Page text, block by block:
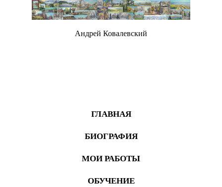
Андрей Ковалевский
ГЛАВНАЯ
БИОГРАФИЯ
МОИ РАБОТЫ
ОБУЧЕНИЕ